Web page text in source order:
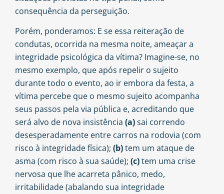
consequência da perseguição.
Porém, ponderamos: E se essa reiteração de
condutas, ocorrida na mesma noite, ameaçar a
integridade psicológica da vítima? Imagine-se, no
mesmo exemplo, que após repelir o sujeito
durante todo o evento, ao ir embora da festa, a
vítima percebe que o mesmo sujeito acompanha
seus passos pela via pública e, acreditando que
será alvo de nova insistência (a)sai correndo
desesperadamente entre carros na rodovia (com
risco à integridade física); (b)tem um ataque de
asma (com risco à sua saúde); (c)tem uma crise
nervosa que lhe acarreta pânico, medo,
irritabilidade (abalando sua integridade